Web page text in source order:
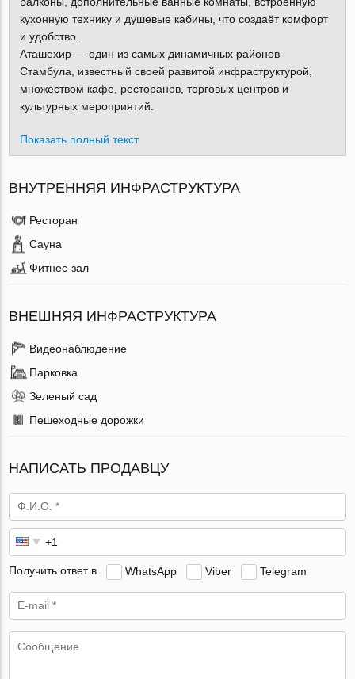
кухонную технику и душевые кабины, что создаёт комфорт
и удобство.
Аташехир — один из самых динамичных районов
Стамбула, известный своей развитой инфраструктурой,
множеством кафе, ресторанов, торговых центров и
культурных мероприятий.
Показать полный текст
ВНУТРЕННЯЯ ИНФРАСТРУКТУРА
Ресторан
Сауна
Фитнес-зал
ВНЕШНЯЯ ИНФРАСТРУКТУРА
Видеонаблюдение
Парковка
Зеленый сад
Пешеходные дорожки
НАПИСАТЬ ПРОДАВЦУ
Получить ответ в WhatsApp Viber Telegram